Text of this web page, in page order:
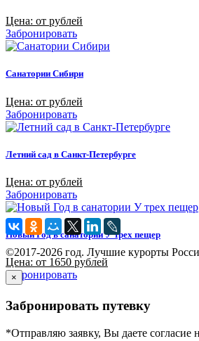
Цена: от рублей
Забронировать
Санатории Сибири
Цена: от рублей
Забронировать
Летний сад в Санкт-Петербурге
Цена: от рублей
Забронировать
Новый Год в санатории У трех пещер
Цена: от 1650 рублей
Забронировать
©2017-2026 год. Лучшие курорты
×
Забронировать путевку
*Отправляю заявку, Вы даете согласие